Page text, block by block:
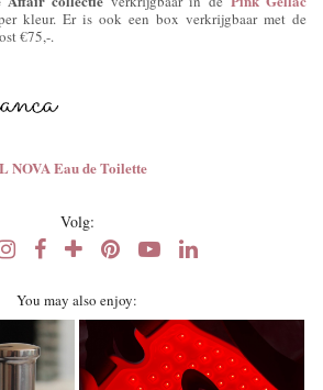
kleur. Er is ook een box verkrijgbaar met de
€75,-.
NOVA Eau de Toilette
Volg:
You may also enjoy: